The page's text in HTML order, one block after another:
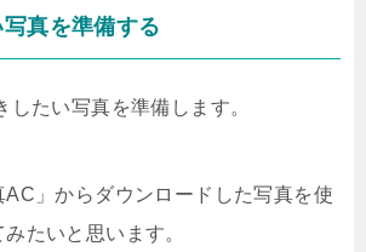
真を準備する
たい写真を準備します。
AC」からダウンロードした写真を使
たいと思います。